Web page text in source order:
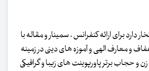
دارد برای ارائه کنفرانس ، سمینار و مقاله با
و معارف الهی و آموزه های دینی در زمینه
برتر پاورپوینت های زیبا و گرافیکی